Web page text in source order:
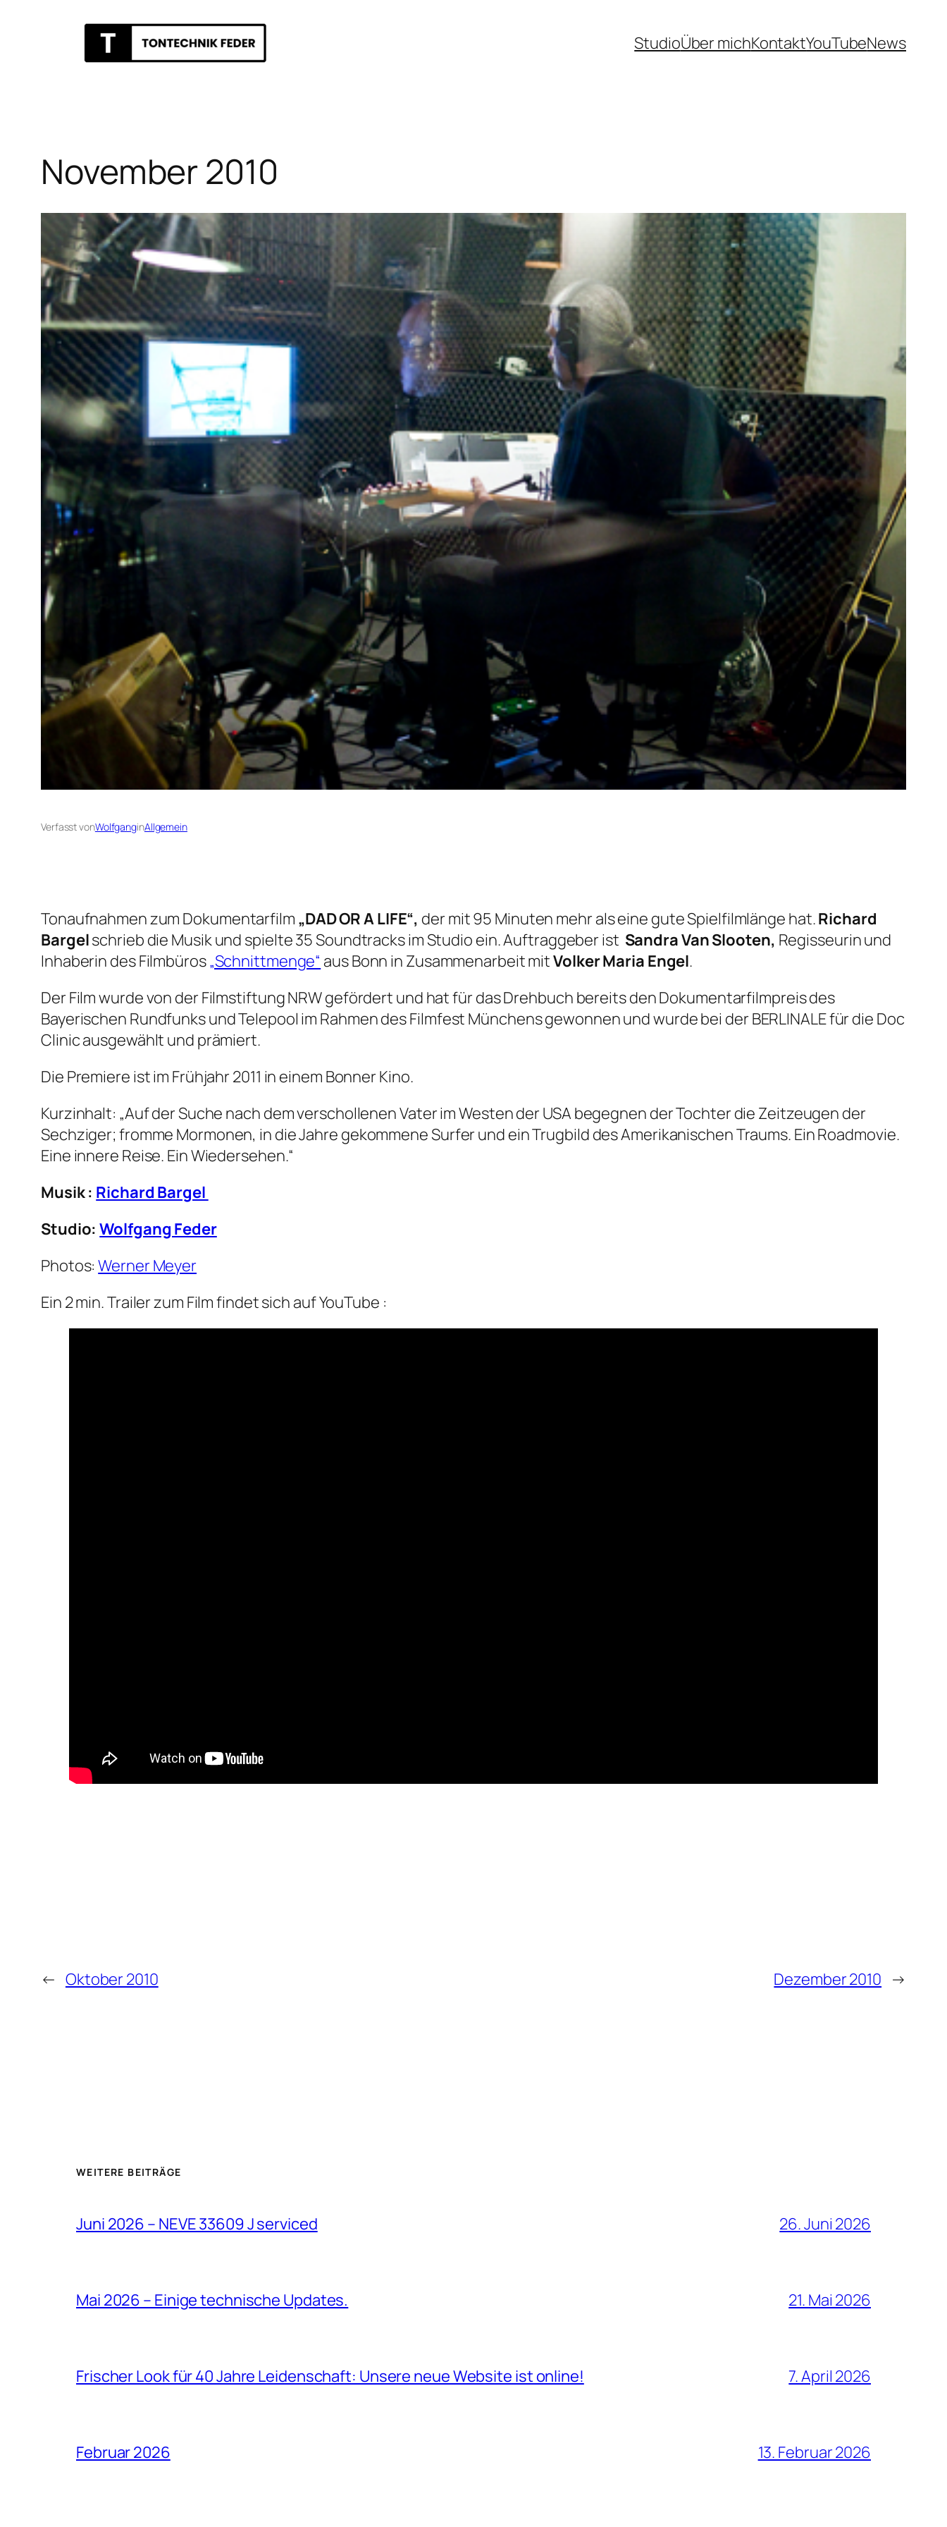
StudioÜber michKontaktYouTubeNews
November 2010
Verfasst vonWolfganginAllgemein
Tonaufnahmen zum Dokumentarfilm „DAD OR A LIFE“, der mit 95 Minuten mehr als eine gute Spielfilmlänge hat.Richard
Bargelschrieb die Musik und spielte 35 Soundtracks im Studio ein. Auftraggeber ist Sandra Van Slooten, Regisseurin und
Inhaberin des Filmbüros„Schnittmenge“ aus Bonn in Zusammenarbeit mitVolker Maria Engel.
Der Film wurde von der Filmstiftung NRW gefördert und hat für das Drehbuch bereits den Dokumentarfilmpreis des
Bayerischen Rundfunks und Telepool im Rahmen des Filmfest Münchens gewonnen und wurde bei der BERLINALE für die Doc
Clinic ausgewählt und prämiert.
Die Premiere ist im Frühjahr 2011 in einem Bonner Kino.
Kurzinhalt: „Auf der Suche nach dem verschollenen Vater im Westen der USA begegnen der Tochter die Zeitzeugen der
Sechziger; fromme Mormonen, in die Jahre gekommene Surfer und ein Trugbild des Amerikanischen Traums. Ein Roadmovie.
Eine innere Reise. Ein Wiedersehen.“
Musik : Richard Bargel
Studio:Wolfgang Feder
Photos:Werner Meyer
Ein 2 min. Trailer zum Film findet sich auf YouTube :
← Oktober 2010 Dezember 2010 →
WEITERE BEITRÄGE
Juni 2026 – NEVE 33609 J serviced 26. Juni 2026
Mai 2026 – Einige technische Updates. 21. Mai 2026
Frischer Look für 40 Jahre Leidenschaft: Unsere neue Website ist online! 7. April 2026
Februar 2026 13. Februar 2026